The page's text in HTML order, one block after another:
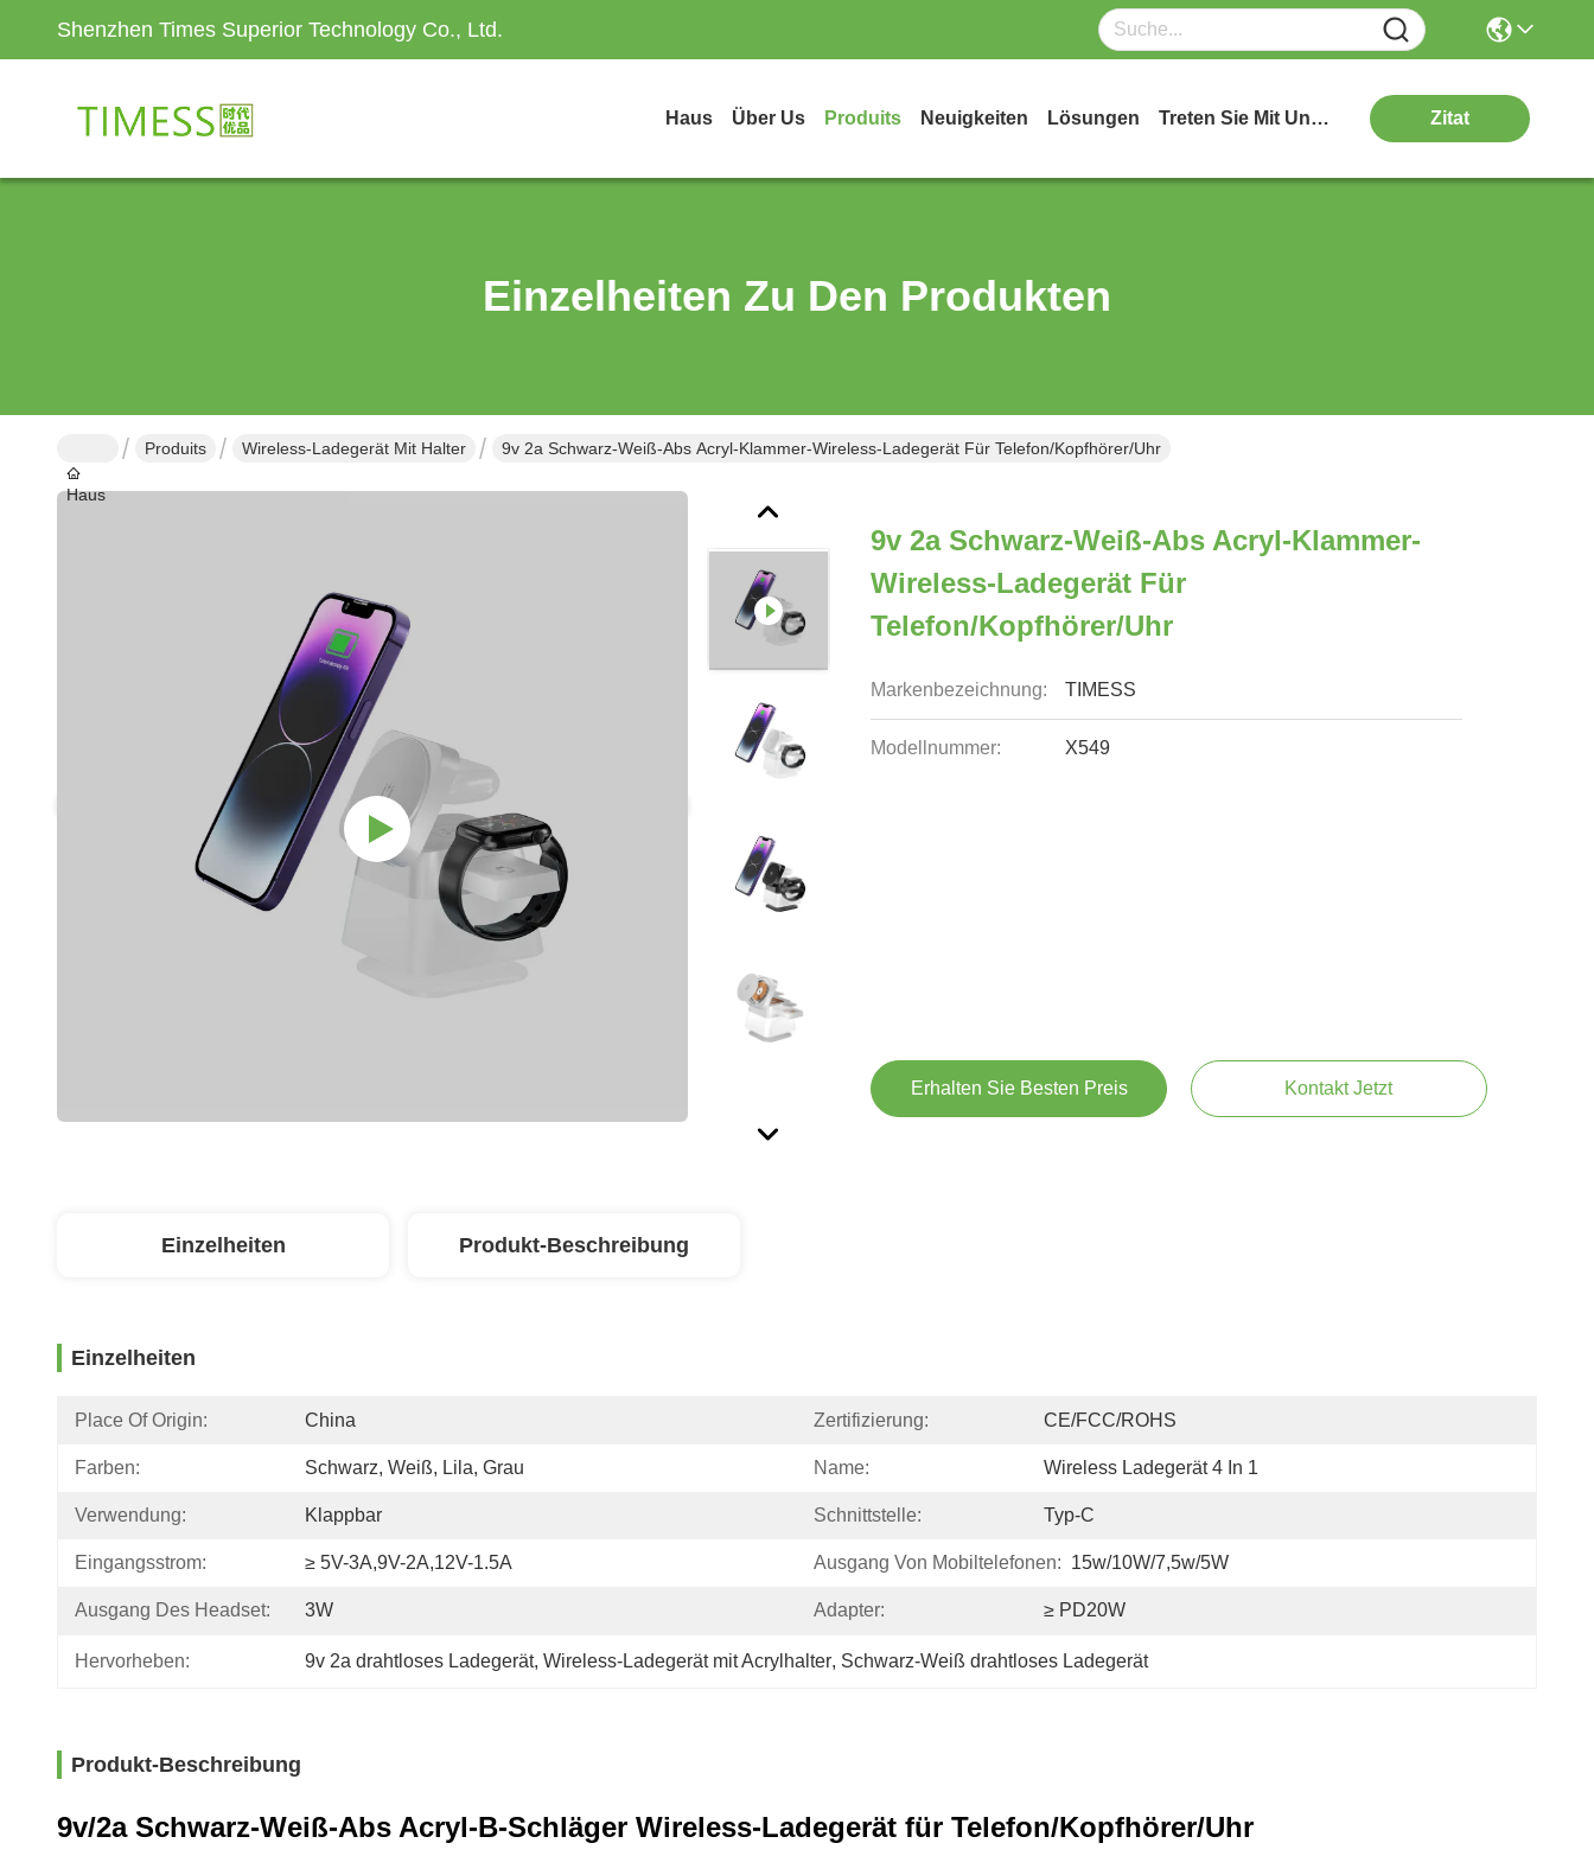
Shenzhen Times Superior Technology Co., Ltd.
Haus Über Us Produits Neuigkeiten Lösungen Treten Sie Mit Uns In Verbindung Zitat
Einzelheiten Zu Den Produkten
Haus
Produits Wireless-Ladegerät Mit Halter 9v 2a Schwarz-Weiß-Abs Acryl-Klammer-Wireless-Ladegerät Für Telefon/Kopfhörer/Uhr
9v 2a Schwarz-Weiß-Abs Acryl-Klammer-
Wireless-Ladegerät Für
Telefon/Kopfhörer/Uhr
Markenbezeichnung: TIMESS
Modellnummer: X549
Erhalten Sie Besten Preis Kontakt Jetzt
Einzelheiten Produkt-Beschreibung
Einzelheiten
Place Of Origin: China Zertifizierung: CE/FCC/ROHS
Farben: Schwarz, Weiß, Lila, Grau Name: Wireless Ladegerät 4 In 1
Verwendung: Klappbar Schnittstelle: Typ-C
Eingangsstrom: ≥ 5V-3A,9V-2A,12V-1.5A Ausgang Von Mobiltelefonen: 15w/10W/7,5w/5W
Ausgang Des Headset: 3W Adapter: ≥ PD20W
Hervorheben: 9v 2a drahtloses Ladegerät, Wireless-Ladegerät mit Acrylhalter, Schwarz-Weiß drahtloses Ladegerät
Produkt-Beschreibung
9v/2a Schwarz-Weiß-Abs Acryl-B-Schläger Wireless-Ladegerät für Telefon/Kopfhörer/Uhr